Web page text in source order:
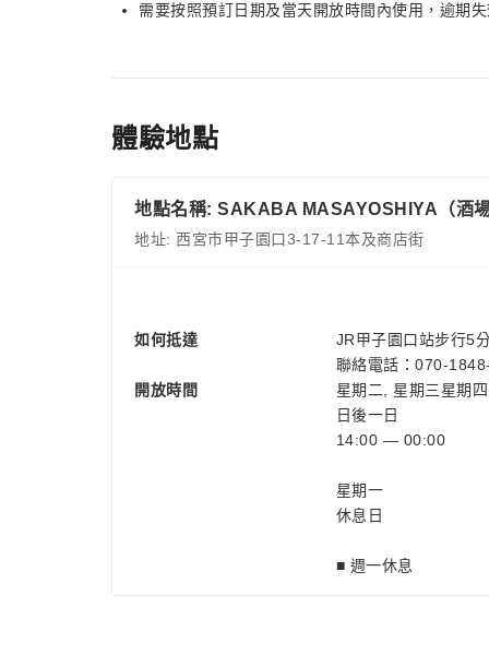
需要按照預訂日期及當天開放時間內使用，逾期
體驗地點
地點名稱: SAKABA MASAYOSHIYA（酒
地址: 西宮市甲子園口3-17-11本及商店街
如何抵達
JR甲子園口站步行5
聯絡電話：070-
開放時間
星期二, 星期三星期
日後一日
14:00 — 00:00
星期一
休息日
■ 週一休息